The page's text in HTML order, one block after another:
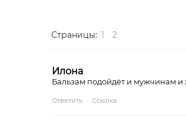
Страницы: 1 2
Илона
Бальзам подойдёт и мужчинам
Ответить Ссылка